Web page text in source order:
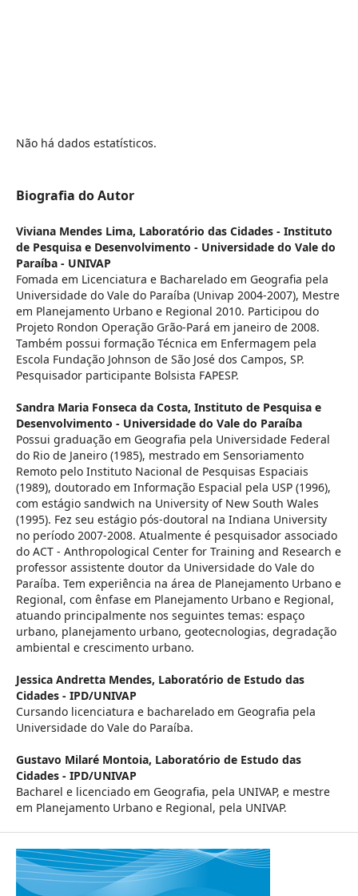
Não há dados estatísticos.
Biografia do Autor
Viviana Mendes Lima, Laboratório das Cidades - Instituto
de Pesquisa e Desenvolvimento - Universidade do Vale do
Paraíba - UNIVAP
Fomada em Licenciatura e Bacharelado em Geografia pela
Universidade do Vale do Paraíba (Univap 2004-2007), Mestre
em Planejamento Urbano e Regional 2010. Participou do
Projeto Rondon Operação Grão-Pará em janeiro de 2008.
Também possui formação Técnica em Enfermagem pela
Escola Fundação Johnson de São José dos Campos, SP.
Pesquisador participante Bolsista FAPESP.
Sandra Maria Fonseca da Costa, Instituto de Pesquisa e
Desenvolvimento - Universidade do Vale do Paraíba
Possui graduação em Geografia pela Universidade Federal
do Rio de Janeiro (1985), mestrado em Sensoriamento
Remoto pelo Instituto Nacional de Pesquisas Espaciais
(1989), doutorado em Informação Espacial pela USP (1996),
com estágio sandwich na University of New South Wales
(1995). Fez seu estágio pós-doutoral na Indiana University
no período 2007-2008. Atualmente é pesquisador associado
do ACT - Anthropological Center for Training and Research e
professor assistente doutor da Universidade do Vale do
Paraíba. Tem experiência na área de Planejamento Urbano e
Regional, com ênfase em Planejamento Urbano e Regional,
atuando principalmente nos seguintes temas: espaço
urbano, planejamento urbano, geotecnologias, degradação
ambiental e crescimento urbano.
Jessica Andretta Mendes, Laboratório de Estudo das
Cidades - IPD/UNIVAP
Cursando licenciatura e bacharelado em Geografia pela
Universidade do Vale do Paraíba.
Gustavo Milaré Montoia, Laboratório de Estudo das
Cidades - IPD/UNIVAP
Bacharel e licenciado em Geografia, pela UNIVAP, e mestre
em Planejamento Urbano e Regional, pela UNIVAP.